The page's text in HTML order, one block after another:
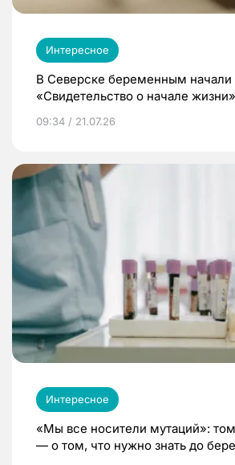
Интересное
В Северске беременным начали
«Свидетельство о начале жизни»
09:34 / 21.07.26
Интересное
«Мы все носители мутаций»:
— о том, что нужно знать до